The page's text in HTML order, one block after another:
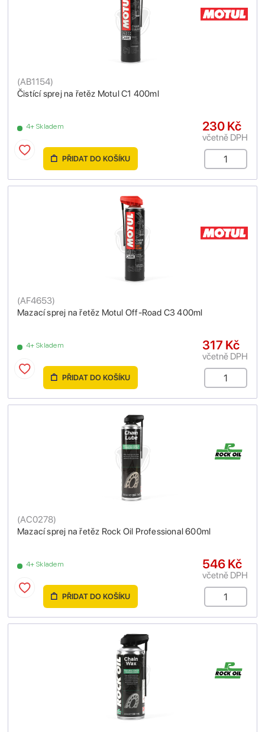
Čistící sprej na řetěz Motul C1 400ml
(AB1154)
4+ Skladem 230 Kč
včetně DPH
PŘIDAT DO KOŠÍKU
Mazací sprej na řetěz Motul Off-Road C3 400ml
(AF4653)
4+ Skladem 317 Kč
včetně DPH
PŘIDAT DO KOŠÍKU
Mazací sprej na řetěz Rock Oil Professional 600ml
(AC0278)
4+ Skladem 546 Kč
včetně DPH
PŘIDAT DO KOŠÍKU